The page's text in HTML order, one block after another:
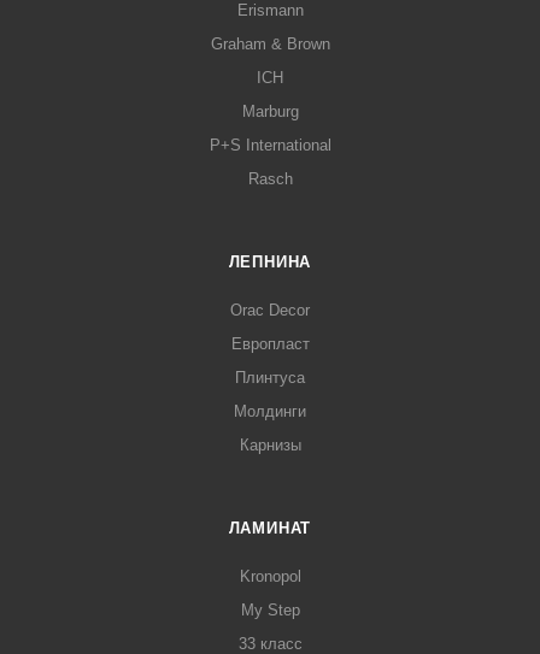
Erismann
Graham & Brown
ICH
Marburg
P+S International
Rasch
ЛЕПНИНА
Orac Decor
Европласт
Плинтуса
Молдинги
Карнизы
ЛАМИНАТ
Kronopol
My Step
33 класс